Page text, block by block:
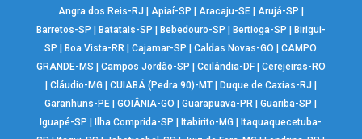
Angra dos Reis-RJ Apiaí-SP Aracaju-SE| Arujá-SP
Barretos-SP
Batatais-SP Bebedouro-SP Bertioga-SP
Birigui-
SP
Boa Vista-RR |Cajamar-SP |Caldas Novas-GO |CAMPO
GRANDE-MS
Campos Jordão-SP Ceilândia-DF| Cerejeiras-RO
Cláudio-MG CUIABÁ (Pedra 90)-MT| Duque de Caxias-RJ
Garanhuns-PE |GOIÂNIA-GO |Guarapuava-PR |Guariba-SP
Iguapé-SP
Ilha Comprida-SP Itabirito-MG
Itaquaquecetuba-